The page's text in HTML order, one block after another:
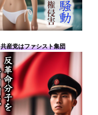
共産党はファシスト集団